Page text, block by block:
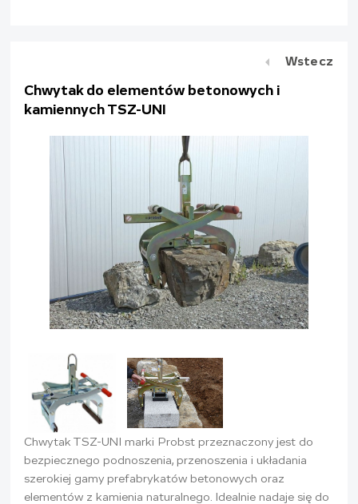
Chwytak do elementów betonowych i
kamiennych TSZ-UNI
Wstecz
Chwytak TSZ-UNI marki Probst przeznaczony jest do
bezpiecznego podnoszenia, przenoszenia i układania
szerokiej gamy prefabrykatów betonowych oraz
elementów z kamienia naturalnego. Idealnie nadaje się do